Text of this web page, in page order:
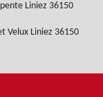
Liniez 36150
Velux Liniez 36150